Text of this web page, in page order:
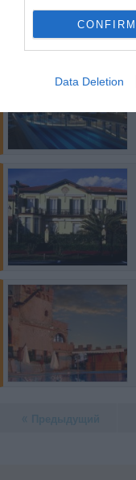
CONFIRM
Data Deletion